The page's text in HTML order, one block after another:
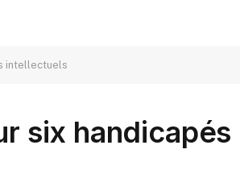
intellectuels
six handicapés